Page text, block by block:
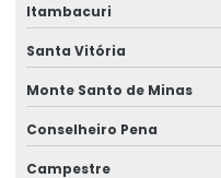
Itambacuri
Santa Vitória
Monte Santo de Minas
Conselheiro Pena
Campestre